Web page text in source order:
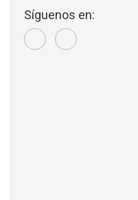
Síguenos en: